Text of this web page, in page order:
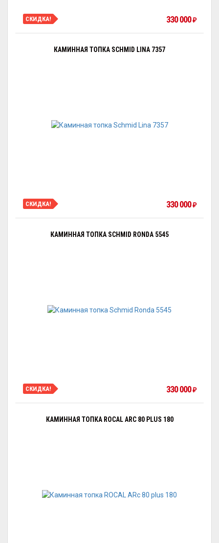
СКИДКА! 330 000₽
КАМИННАЯ ТОПКА SCHMID LINA 7357
СКИДКА! 330 000₽
КАМИННАЯ ТОПКА SCHMID RONDA 5545
СКИДКА! 330 000₽
КАМИННАЯ ТОПКА ROCAL ARC 80 PLUS 180